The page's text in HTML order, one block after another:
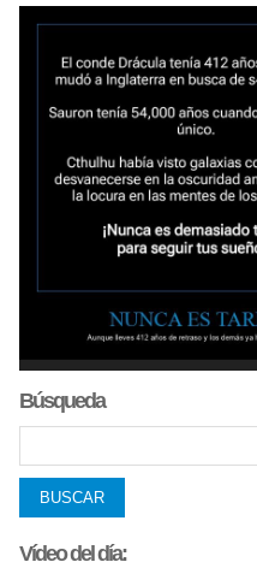
Búsqueda
Vídeo del día: